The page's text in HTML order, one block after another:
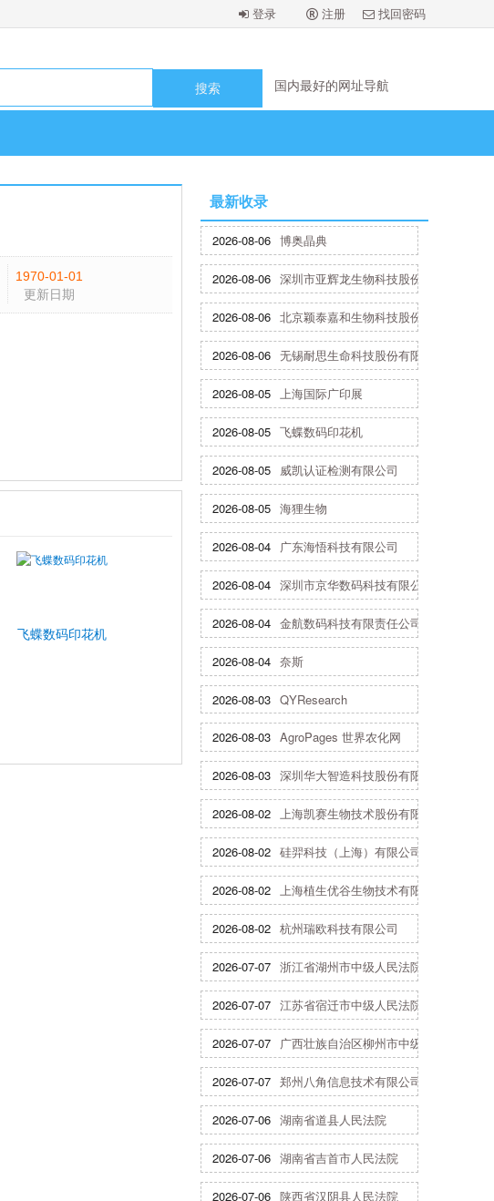
登录 注册 找回密码
国内最好的网址导航
国内最好的网址导航
国内最好的网址导航
1970-01-01
更新日期
飞蝶数码印花机
最新收录
2026-08-06 博奥晶典
2026-08-06 深圳市亚辉龙生物科技股份有限公司
2026-08-06 北京颖泰嘉和生物科技股份有限公司
2026-08-06 无锡耐思生命科技股份有限公司
2026-08-05 上海国际广印展
2026-08-05 飞蝶数码印花机
2026-08-05 威凯认证检测有限公司
2026-08-05 海狸生物
2026-08-04 广东海悟科技有限公司
2026-08-04 深圳市京华数码科技有限公司
2026-08-04 金航数码科技有限责任公司
2026-08-04 奈斯
2026-08-03 QYResearch
2026-08-03 AgroPages 世界农化网
2026-08-03 深圳华大智造科技股份有限公司
2026-08-02 上海凯赛生物技术股份有限公司
2026-08-02 硅羿科技（上海）有限公司
2026-08-02 上海植生优谷生物技术有限公司
2026-08-02 杭州瑞欧科技有限公司
2026-07-07 浙江省湖州市中级人民法院
2026-07-07 江苏省宿迁市中级人民法院
2026-07-07 广西壮族自治区柳州市中级人民法院
2026-07-07 郑州八角信息技术有限公司
2026-07-06 湖南省道县人民法院
2026-07-06 湖南省吉首市人民法院
2026-07-06 陕西省汉阴县人民法院